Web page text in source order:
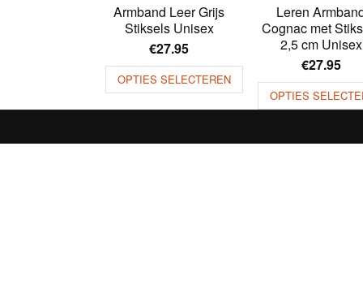
Armband Leer Grijs
Stiksels Unisex
€27.95
OPTIES SELECTEREN
Leren
Cognac met
2,5 cm Unisex
€27.95
OPTIES